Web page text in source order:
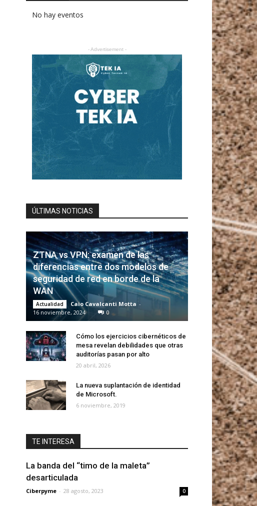
No hay eventos
- Advertisement -
ÚLTIMAS NOTICIAS
ZTNA vs VPN: examen de las
diferencias entre dos modelos de
seguridad de red en borde de la
WAN
Actualidad Caio Cavalcanti Motta -
16 noviembre, 2024
0
Cómo los ejercicios cibernéticos de
mesa revelan debilidades que otras
auditorías pasan por alto
20 abril, 2026
La nueva suplantación de identidad
de Microsoft.
6 noviembre, 2019
TE INTERESA
La banda del “timo de la maleta”
desarticulada
Ciberpyme - 28 agosto, 2023 0